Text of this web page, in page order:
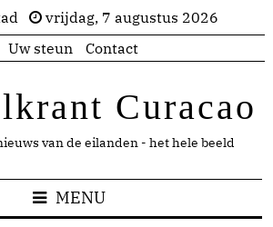
vrijdag, 7 augustus 2026
Uw steun Contact
Curacao
van de eilanden - het hele beeld
MENU